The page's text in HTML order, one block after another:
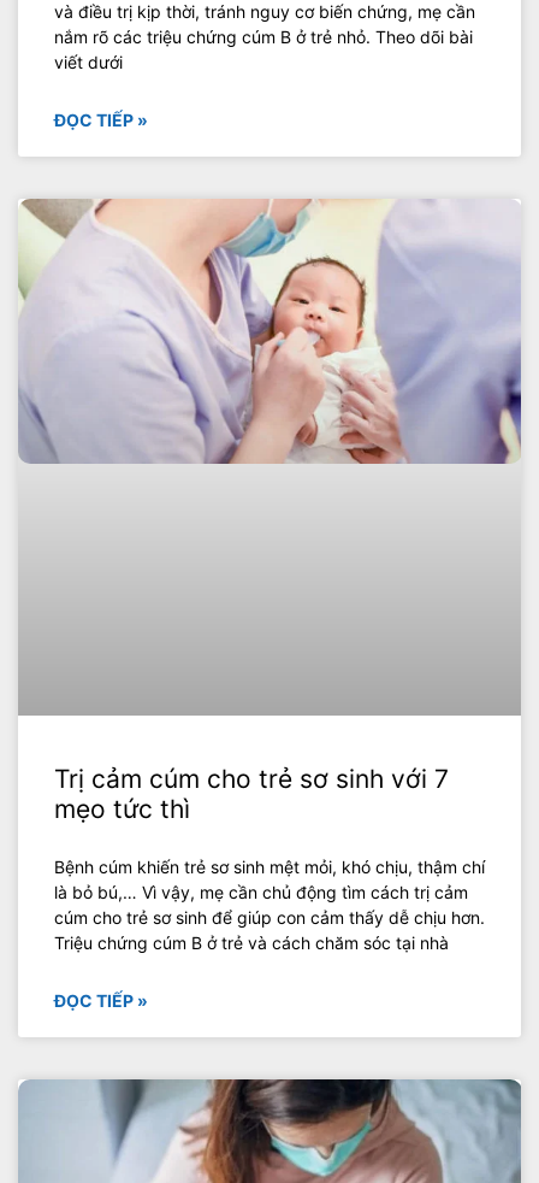
và điều trị kịp thời, tránh nguy cơ biến chứng, mẹ cần
nắm rõ các triệu chứng cúm B ở trẻ nhỏ. Theo dõi bài
viết dưới
ĐỌC TIẾP »
Trị cảm cúm cho trẻ sơ sinh với 7
mẹo tức thì
Bệnh cúm khiến trẻ sơ sinh mệt mỏi, khó chịu, thậm chí
là bỏ bú,… Vì vậy, mẹ cần chủ động tìm cách trị cảm
cúm cho trẻ sơ sinh để giúp con cảm thấy dễ chịu hơn.
Triệu chứng cúm B ở trẻ và cách chăm sóc tại nhà
ĐỌC TIẾP »